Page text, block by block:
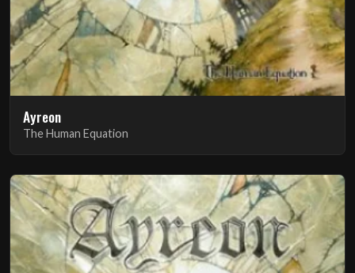
Ayreon
The Human Equation